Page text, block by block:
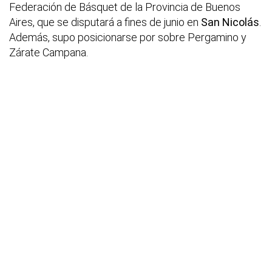
Federación de Básquet de la Provincia de Buenos
Aires, que se disputará a fines de junio en San Nicolás.
Además, supo posicionarse por sobre Pergamino y
Zárate Campana.